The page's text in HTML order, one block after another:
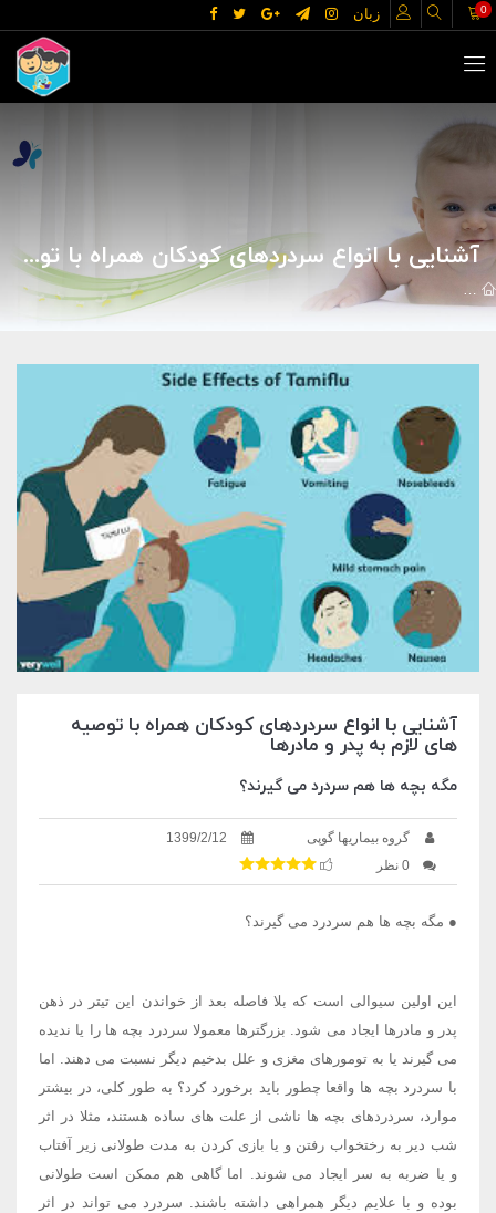
زبان 0
آشنایی با انواع سردردهای کودکان همراه با توصیه های لازم به پدر و مادرها
علوم پزشکی آشنایی با انواع سردردهای کودکان
آشنایی با انواع سردردهای کودکان همراه با توصیه
های لازم به پدر و مادرها
مگه بچه ها هم سردرد می گیرند؟
گروه بیماریها گوپی
1399/2/12
0 نظر
● مگه بچه ها هم سردرد می گیرند؟
این اولین سیوالی است که بلا فاصله بعد از خواندن این تیتر در ذهن
پدر و مادرها ایجاد می شود. بزرگترها معمولا سردرد بچه ها را یا ندیده
می گیرند یا به تومورهای مغزی و علل بدخیم دیگر نسبت می دهند. اما
با سردرد بچه ها واقعا چطور باید برخورد کرد؟ به طور کلی، در بیشتر
موارد، سردردهای بچه ها ناشی از علت های ساده هستند، مثلا در اثر
شب دیر به رختخواب رفتن و یا بازی کردن به مدت طولانی زیر آفتاب
و یا ضربه به سر ایجاد می شوند. اما گاهی هم ممکن است طولانی
بوده و با علایم دیگر همراهی داشته باشند. سردرد می تواند در اثر